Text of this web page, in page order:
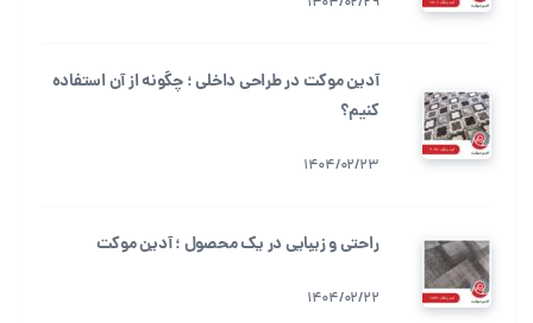
آدین موکت در طراحی داخلی ؛ چگونه از آن استفاده
کنیم؟
1404/02/23
راحتی و زیبایی در یک محصول ؛ آدین موکت
1404/02/22